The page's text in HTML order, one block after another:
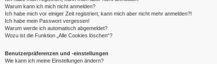
Warum kann ich mich nicht anmelden?
Ich habe mich vor einiger Zeit registriert, kann mich aber nicht mehr anmelden?!
Ich habe mein Passwort vergessen!
Warum werde ich automatisch abgemeldet?
Wozu ist die Funktion „Alle Cookies löschen“?
Benutzerpräferenzen und -einstellungen
Wie kann ich meine Einstellungen ändern?